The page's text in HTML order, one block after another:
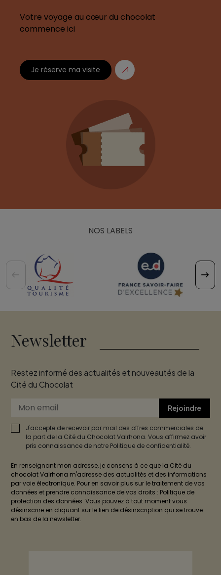
Votre voyage au cœur du chocolat
commence ici
Je réserve ma visite
NOS LABELS
Newsletter
Restez informé des actualités et nouveautés de la
Cité du Chocolat
Rejoindre
J'accepte de recevoir par mail des offres commerciales de
la part de la Cité du Chocolat Valrhona. Vous affirmez avoir
pris connaissance de notre Politique de confidentialité.
En renseignant mon adresse, je consens à ce que la Cité du
chocolat Valrhona m'adresse des actualités et des informations
par voie électronique. Pour en savoir plus sur le traitement de vos
données et prendre connaissance de vos droits : Politique de
protection des données. Vous pouvez à tout moment vous
désinscrire en cliquant sur le lien de désinscription qui se trouve
en bas de la newsletter.